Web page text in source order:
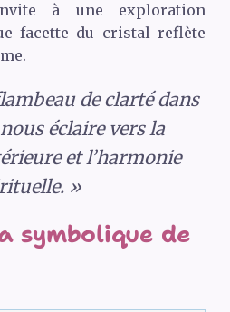
à une exploration
facette du cristal reflète
de clarté dans
éclaire vers la
et l’harmonie
»
symbolique de